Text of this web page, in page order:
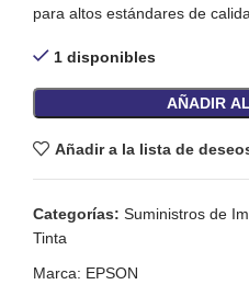
para altos estándares de
1 disponibles
AÑADIR
Añadir a la lista de
Categorías: Suministros de
Tinta
Marca: EPSON